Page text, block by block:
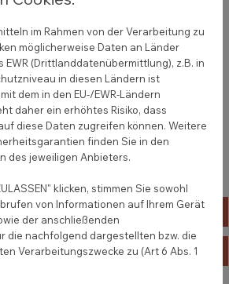
Ihrer Daten erfolgt grundsätzlich
EU, vorbehaltlich einer ggf.
nach den Regelungen in A.
technischer und
oder vorsätzliche
oder vollständigen
oder gegen den unbefugten
(z.B. TSL-Verschlüsselung
unter Berücksichtigung des
im Rahmen von der Verarbeitung zu
möglicherweise Daten an Länder
EWR (Drittlanddatenübermittlung), z.B. in
in diesen Ländern ist
dem in den EU-/EWR-Ländern
daher ein erhöhtes Risiko, dass
diese Daten zugreifen können. Weitere
finden Sie in den
des jeweiligen Anbieters.
klicken, stimmen Sie sowohl
von Informationen auf Ihrem Gerät
der anschließenden
die nachfolgend dargestellten bzw. die
Verarbeitungszwecke zu (Art 6 Abs. 1